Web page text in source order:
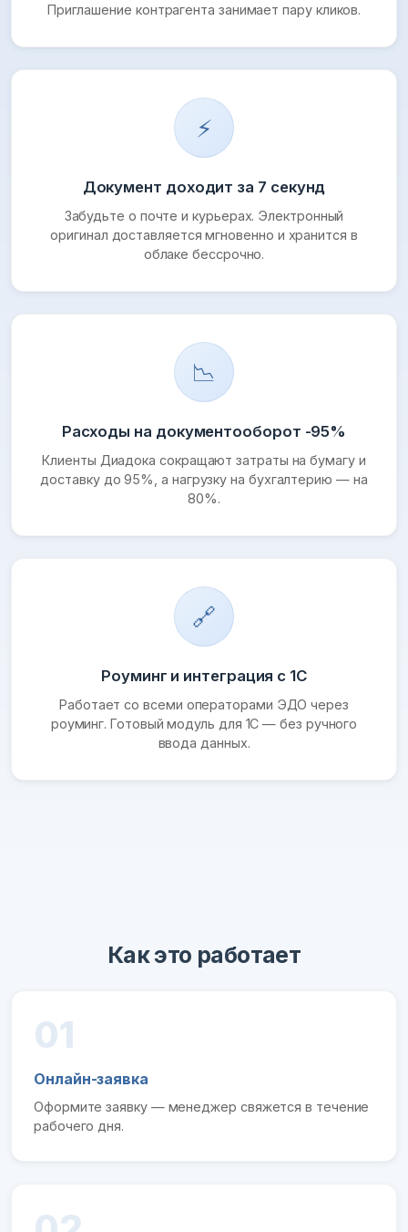
Приглашение контрагента занимает пару кликов.
⚡
Документ доходит за 7 секунд
Забудьте о почте и курьерах. Электронный
оригинал доставляется мгновенно и хранится в
облаке бессрочно.
📉
Расходы на документооборот -95%
Клиенты Диадока сокращают затраты на бумагу и
доставку до 95%, а нагрузку на бухгалтерию — на
80%.
🔗
Роуминг и интеграция с 1С
Работает со всеми операторами ЭДО через
роуминг. Готовый модуль для 1С — без ручного
ввода данных.
Как это работает
01
Онлайн-заявка
Оформите заявку — менеджер свяжется в течение
рабочего дня.